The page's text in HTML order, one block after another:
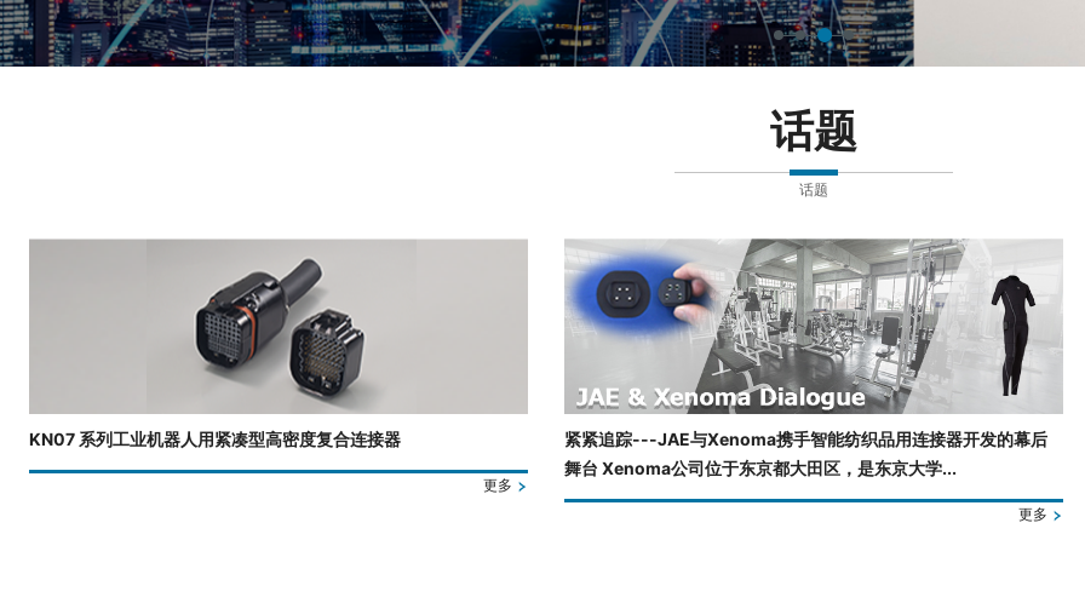
话题
话题
KN07 系列工业机器人用紧凑型高密度复合连接器
更多
紧紧追踪---JAE与Xenoma携手智能纺织品用连接器开发的幕后
舞台 Xenoma公司位于东京都大田区，是东京大学...
更多